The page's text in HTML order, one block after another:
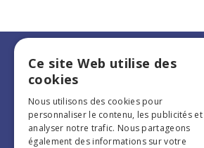
Ce site Web utilise des
cookies
Nous utilisons des cookies pour
personnaliser le contenu, les publicités et
analyser notre trafic. Nous partageons
également des informations sur votre